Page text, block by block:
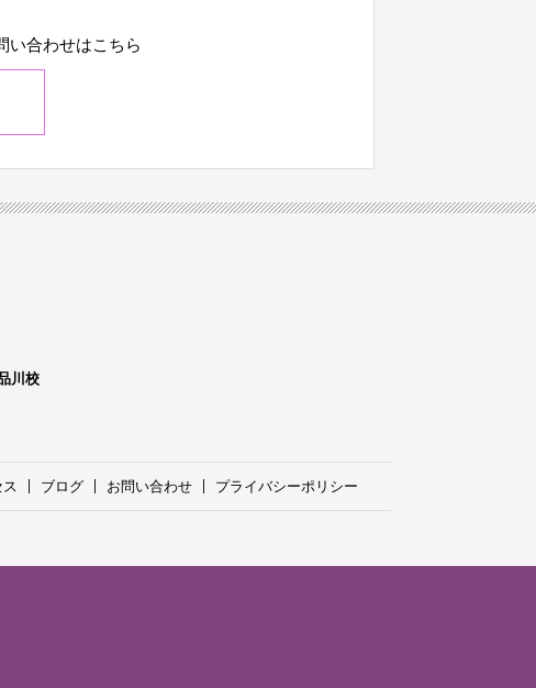
い合わせはこちら
川校
ス ブログ お問い合わせ プライバシーポリシー